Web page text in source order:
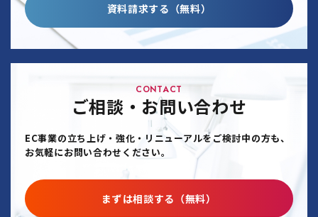
資料請求する（無料）
CONTACT
ご相談・お問い合わせ
EC事業の立ち上げ・強化・リニューアルをご検討中の方も、
お気軽にお問い合わせください。
まずは相談する（無料）